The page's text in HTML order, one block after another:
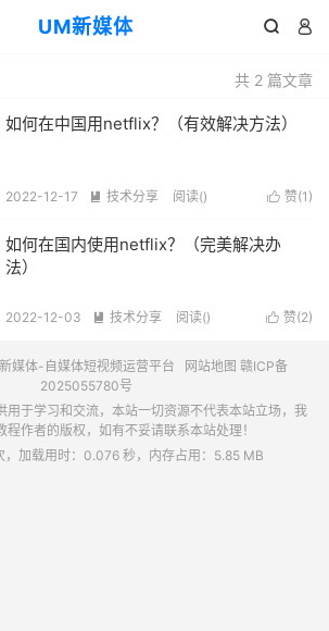
UM新媒体  
共 2 篇文章
如何在中国用netflix？（有效解决方法）
 赞(1 )
2022-12-17  技术分享 阅读()
如何在国内使用netflix？（完美解决办
法）
 赞(2)
2022-12-03  技术分享 阅读()
媒体-自媒体短视频运营平台 网站地图 赣ICP备
2025055780号
用于学习和交流，本站一切资源不代表本站立场，我
程作者的版权，如有不妥请联系本站处理！
，加载用时：0.076 秒，内存占用：5.85 MB